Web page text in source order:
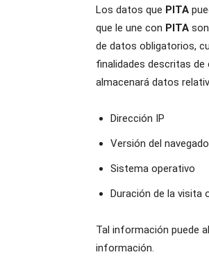
Los datos que PITA
que le une con PITA
de datos obligatorios,
finalidades descritas de
almacenará datos
Dirección IP
Versión del
Sistema operativo
Duración de la visita
Tal información puede
información.